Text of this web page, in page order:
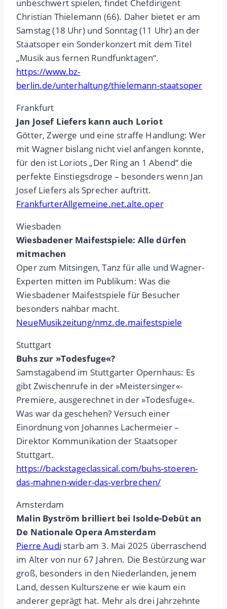
unbeschwert spielen, findet Chefdirigent
Christian Thielemann (66). Daher bietet er am
Samstag (18 Uhr) und Sonntag (11 Uhr) an der
Staatsoper ein Sonderkonzert mit dem Titel
„Musik aus fernen Rundfunktagen“.
https://www.bz-
berlin.de/unterhaltung/thielemann-staatsoper
Frankfurt
Jan Josef Liefers kann auch Loriot
Götter, Zwerge und eine straffe Handlung: Wer
mit Wagner bislang nicht viel anfangen konnte,
für den ist Loriots „Der Ring an 1 Abend“ die
perfekte Einstiegsdroge – besonders wenn Jan
Josef Liefers als Sprecher auftritt.
FrankfurterAllgemeine.net.alte.oper
Wiesbaden
Wiesbadener Maifestspiele: Alle dürfen
mitmachen
Oper zum Mitsingen, Tanz für alle und Wagner-
Experten mitten im Publikum: Was die
Wiesbadener Maifestspiele für Besucher
besonders nahbar macht.
NeueMusikzeitung/nmz.de.maifestspiele
Stuttgart
Buhs zur »Todesfuge«?
Samstagabend im Stuttgarter Opernhaus: Es
gibt Zwischenrufe in der »Meistersinger«-
Premiere, ausgerechnet in der »Todesfuge«.
Was war da geschehen? Versuch einer
Einordnung von Johannes Lachermeier –
Direktor Kommunikation der Staatsoper
Stuttgart.
https://backstageclassical.com/buhs-stoeren-
das-mahnen-wider-das-verbrechen/
Amsterdam
Malin Byström brilliert bei Isolde-Debüt an
De Nationale Opera Amsterdam
Pierre Audi starb am 3. Mai 2025 überraschend
im Alter von nur 67 Jahren. Die Bestürzung war
groß, besonders in den Niederlanden, jenem
Land, dessen Kulturszene er wie kaum ein
anderer geprägt hat. Mehr als drei Jahrzehnte